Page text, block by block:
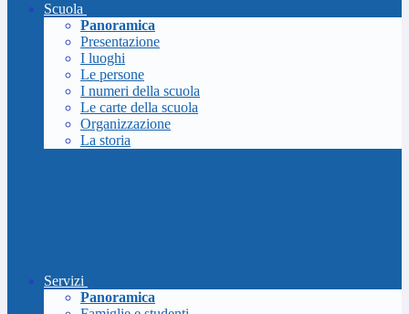
Scuola
Panoramica
Presentazione
I luoghi
Le persone
I numeri della scuola
Le carte della scuola
Organizzazione
La storia
Servizi
Panoramica